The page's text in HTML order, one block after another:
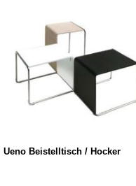
Ueno Beistelltisch / Hocker